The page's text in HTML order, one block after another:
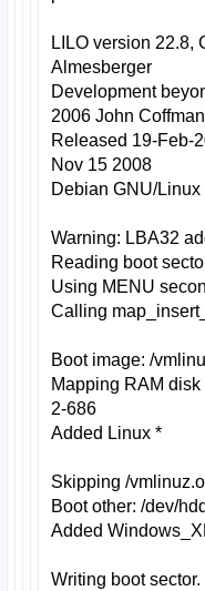
LILO version 22.8,
Almesberger
Development
2006 John Coffman
Released 19-Feb-
Nov 15 2008
Debian GNU/Linux
Warning: LBA32
Reading boot
Using MENU
Calling
Boot image: /
Mapping RAM
2-686
Added Linux *
Skipping /
Boot other: /dev/
Added
Writing boot sector.